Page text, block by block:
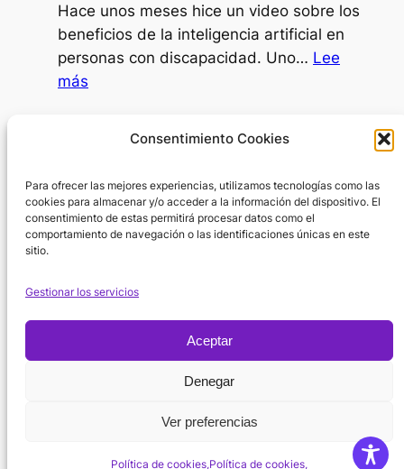
Consentimiento Cookies
Para ofrecer las mejores experiencias, utilizamos tecnologías como las
cookies para almacenar y/o acceder a la información del dispositivo. El
consentimiento de estas permitirá procesar datos como el
comportamiento de navegación o las identificaciones únicas en este
sitio.
Gestionar los servicios
Aceptar
Denegar
Ver preferencias
Política de cookies,Política de cookies,
decidir
ir
al
Hace unos meses hice un video sobre los
beneficios de la inteligencia artificial en
personas con discapacidad. Uno… Lee
más
Día Internacional de la Mujer
En el Día Internacional de la Mujer surge
una pregunta inevitable: ¿por dónde
empezar cuando hablamos de la…Lee
Política de
Aviso regal